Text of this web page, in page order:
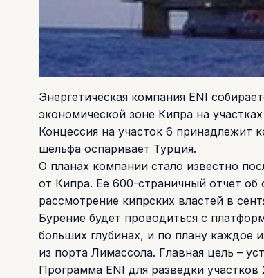
Энергетическая компания ENI
экономической зоне Кипра на
Концессия на участок 6 принадлежит
шельфа оспаривает Турция.
О планах компании стало известно
от Кипра. Ее 600-страничный отчет
рассмотрение кипрских властей в
Бурение будет проводиться с
больших глубинах, и по плану каждое
из порта Лимассола. Главная цель –
Программа ENI для разведки